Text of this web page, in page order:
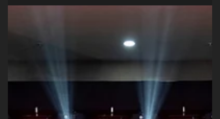
11 Mar
1 menit membaca